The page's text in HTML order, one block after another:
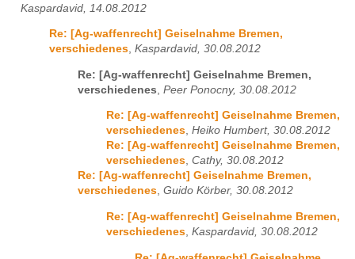
Kaspardavid, 14.08.2012
Re: [Ag-waffenrecht] Geiselnahme Bremen,
verschiedenes, Kaspardavid, 30.08.2012
Re: [Ag-waffenrecht] Geiselnahme Bremen,
verschiedenes Peer Ponocny, 30.08.2012
Re: [Ag-waffenrecht] Geiselnahme Bremen,
verschiedenes, Heiko Humbert, 30.08.2012
Re: [Ag-waffenrecht] Geiselnahme Bremen,
verschiedenes, Cathy, 30.08.2012
Re: [Ag-waffenrecht] Geiselnahme Bremen,
verschiedenes, Guido Körber, 30.08.2012
Re: [Ag-waffenrecht] Geiselnahme Bremen,
verschiedenes Kaspardavid, 30.08.2012